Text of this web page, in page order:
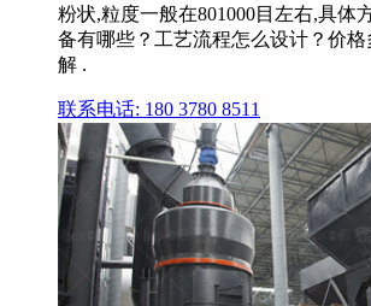
粉状,粒度一般在801000目左右,具体
备有哪些？工艺流程怎么设计？价
解 .
联系电话: 180 3780 8511